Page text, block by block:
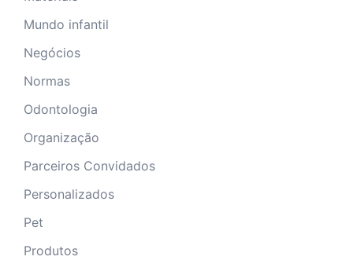
Mundo infantil
Negócios
Normas
Odontologia
Organização
Parceiros Convidados
Personalizados
Pet
Produtos